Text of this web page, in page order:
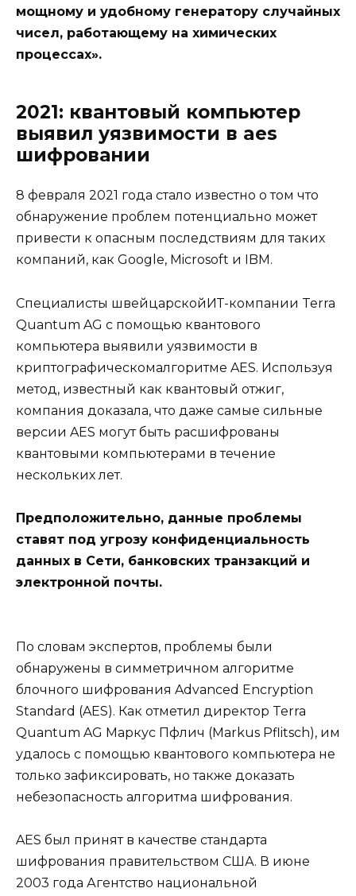
мощному и удобному генератору случайных
чисел, работающему на химических
процессах».
2021: квантовый компьютер
выявил уязвимости в aes
шифровании
8 февраля 2021 года стало известно о том что
обнаружение проблем потенциально может
привести к опасным последствиям для таких
компаний, как Google, Microsoft и IBM.
Специалисты швейцарскойИТ-компании Terra
Quantum AG с помощью квантового
компьютера выявили уязвимости в
криптографическомалгоритме AES. Используя
метод, известный как квантовый отжиг,
компания доказала, что даже самые сильные
версии AES могут быть расшифрованы
квантовыми компьютерами в течение
нескольких лет.
Предположительно, данные проблемы
ставят под угрозу конфиденциальность
данных в Сети, банковских транзакций и
электронной почты.
По словам экспертов, проблемы были
обнаружены в симметричном алгоритме
блочного шифрования Advanced Encryption
Standard (AES). Как отметил директор Terra
Quantum AG Маркус Пфлич (Markus Pflitsch), им
удалось с помощью квантового компьютера не
только зафиксировать, но также доказать
небезопасность алгоритма шифрования.
AES был принят в качестве стандарта
шифрования правительством США. В июне
2003 года Агентство национальной